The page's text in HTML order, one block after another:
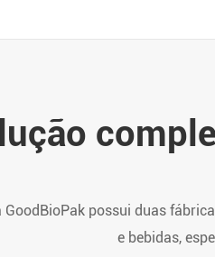
GoodBioPak possui duas
e bebidas,